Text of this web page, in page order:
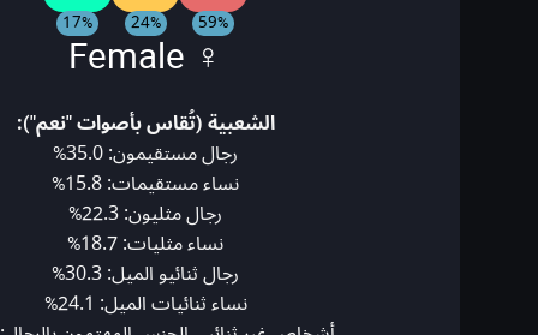
59%
24%
17% ♀ Female
الشعبية (تُقاس بأصوات "نعم"):
رجال مستقيمون: 35.0%
نساء مستقيمات: 15.8%
رجال مثليون: 22.3%
نساء مثليات: 18.7%
رجال ثنائيو الميل: 30.3%
نساء ثنائيات الميل: 24.1%